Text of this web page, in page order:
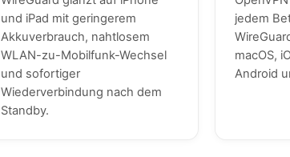
und iPad mit geringerem
Akkuverbrauch, nahtlosem
WLAN-zu-Mobilfunk-Wechsel
und sofortiger
Wiederverbindung nach dem
Standby.
jedem
macOS,
Android